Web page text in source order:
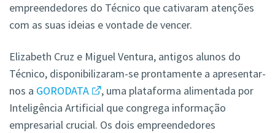
empreendedores do Técnico que cativaram atenções
com as suas ideias e vontade de vencer.
Elizabeth Cruz e Miguel Ventura, antigos alunos do
Técnico, disponibilizaram-se prontamente a apresentar-
nos a GORODATA
, uma plataforma alimentada por
Inteligência Artificial que congrega informação
empresarial crucial. Os dois empreendedores